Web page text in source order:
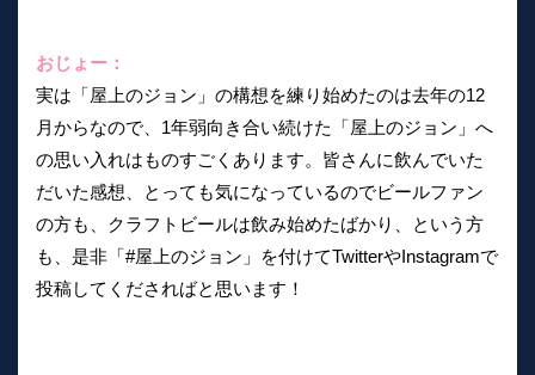
おじょー：
実は「屋上のジョン」の構想を練り始めたのは去年の12
月からなので、1年弱向き合い続けた「屋上のジョン」へ
の思い入れはものすごくあります。皆さんに飲んでいた
だいた感想、とっても気になっているのでビールファン
の方も、クラフトビールは飲み始めたばかり、という方
も、是非「#屋上のジョン」を付けてTwitterやInstagramで
投稿してくださればと思います！